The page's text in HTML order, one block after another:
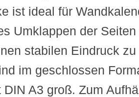
ist ideal für
Umklappen der
stabilen Eindruck
im geschlossen
DIN A3 groß. Zum